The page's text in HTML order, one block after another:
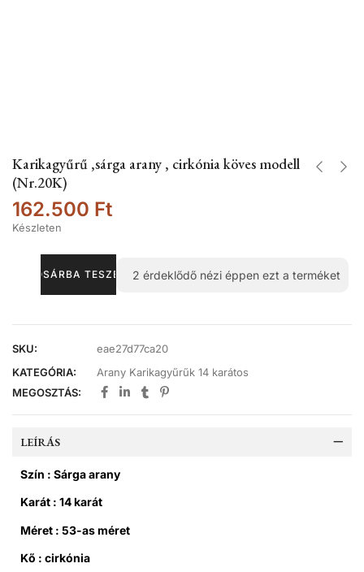
Karikagyűrű ,sárga arany , cirkónia köves modell
(Nr.20K)
162.500 Ft
Készleten
KOSÁRBA TESZEM 2 érdeklődő nézi éppen ezt a terméket
SKU:
eae27d77ca20
KATEGÓRIA:
Arany Karikagyűrűk 14 karátos
MEGOSZTÁS:
LEÍRÁS
Szín : Sárga arany
Karát : 14 karát
Méret : 53-as méret
Kő : cirkónia